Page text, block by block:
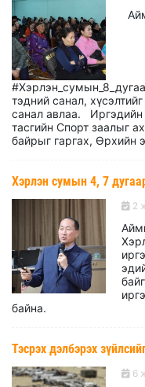
тэдний санал,
санал авлаа. Иргэдийн
тасгийн Спорт заалыг
байрыг гаргах, Өрхийн
Хэрлэн сумын 4, 7
2
байна.
Тэсрэх дэлбэрэх
6